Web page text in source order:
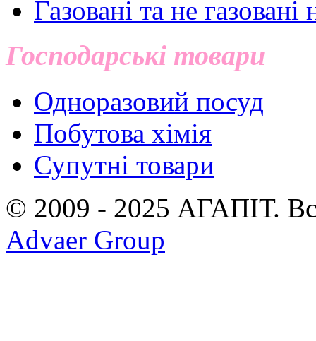
Газовані та не газовані
Господарські товари
Одноразовий посуд
Побутова хімія
Супутні товари
© 2009 - 2025 АГАПIТ.
Advaer Group